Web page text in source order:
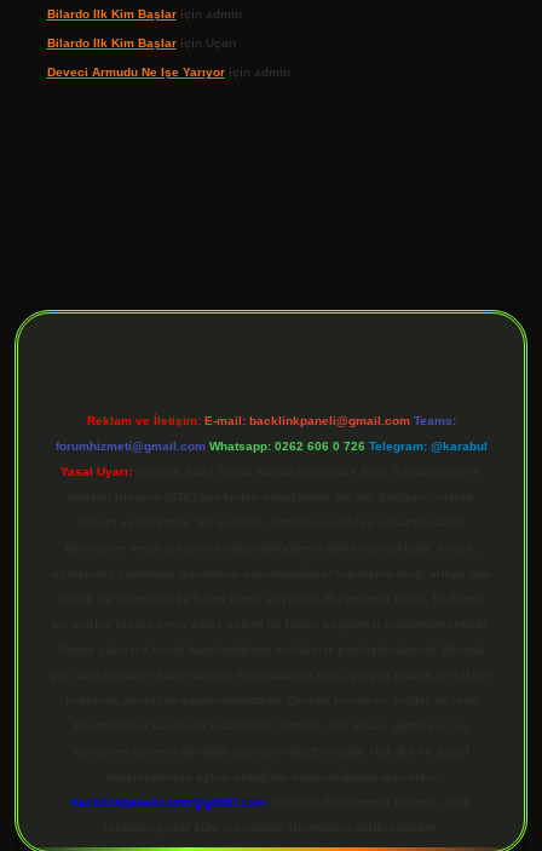
Bilardo Ilk Kim Başlariçin admin
Bilardo Ilk Kim Başlariçin Uçan
Deveci Armudu Ne Işe Yarıyoriçin admin
Reklam ve İletişim: E-mail: backlinkpaneli@gmail.com Teams:
forumhizmeti@gmail.com Whatsapp: 0262 606 0 726 Telegram: @karabul
Yasal Uyarı:
backlinkpanelicomtr@gmail.com